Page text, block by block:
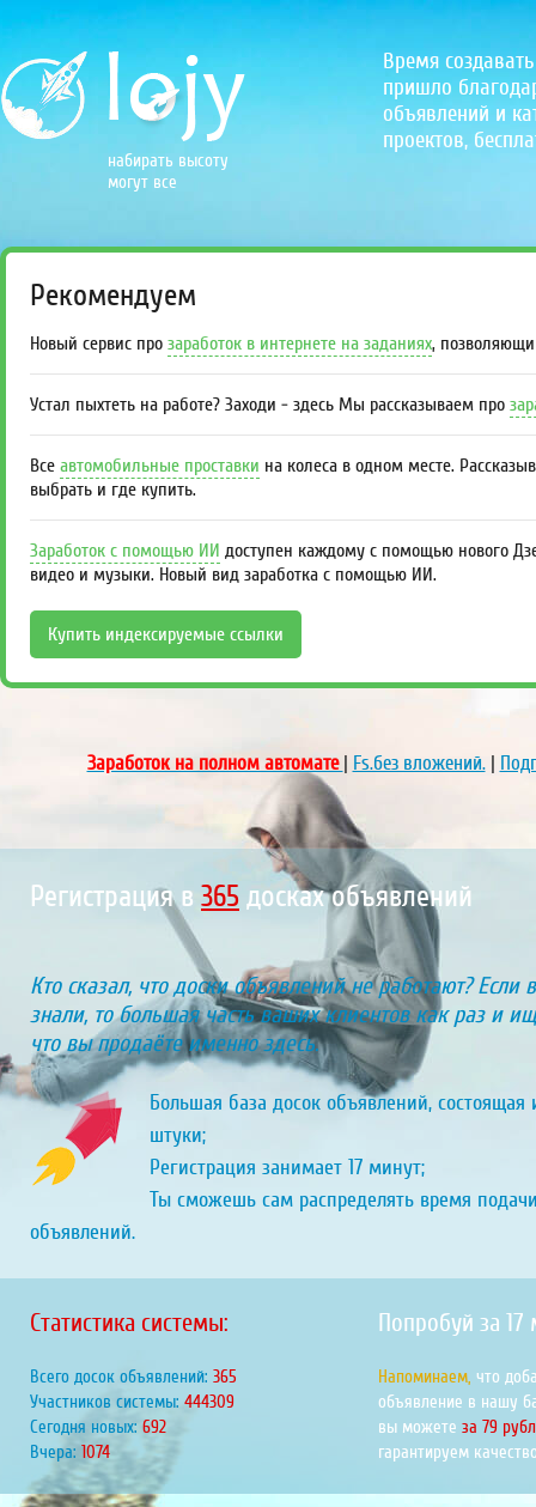
набирать высоту
могут все
Время
пришло
объявлений и
проектов,
Рекомендуем
Новый сервис про заработок в интернете на заданиях,
Устал пыхтеть на работе? Заходи - здесь Мы рассказываем про
Все автомобильные проставки на колеса в одном месте.
выбрать и где купить.
Заработок с помощью ИИ доступен каждому с помощью нового
видео и музыки. Новый вид заработка с помощью ИИ.
Купить индексируемые ссылки
Заработок на полном автомате| Fs.без вложений.|
Регистрация в 424 досках объявлений
Кто сказал, что доски объявлений не работают? Если
знали, то большая часть ваших клиентов как раз и
что вы продаёте именно здесь.
Большая база досок объявлений, состоящая
штуки;
Регистрация занимает 17 минут;
Ты сможешь сам распределять время
объявлений.
Статистика системы:
Всего досок объявлений: 424
Участников системы: 516409
Сегодня новых: 804
Вчера: 1248
Попробуй за 17
Напоминаем, что
объявление в нашу
вы можете за 79
гарантируем